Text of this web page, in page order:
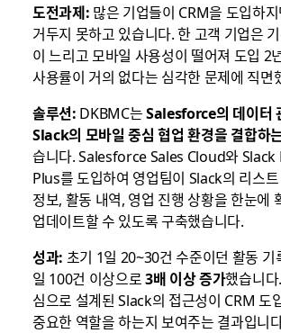
도전과제: 많은 기업들이 CRM을 도입하
거두지 못하고 있습니다. 한 고객 기업은
이 느리고 모바일 사용성이 떨어져 도입 2
사용률이 거의 없다는 심각한 문제에 직면
솔루션: DKBMC는Salesforce의 데이터
Slack의 모바일중심협업환경을 결합하
습니다. Salesforce Sales Cloud와
Plus를 도입하여 영업팀이 Slack의 리스
정보, 활동 내역, 영업 진행 상황을 한눈에
업데이트할 수 있도록 구축했습니다.
성과: 초기 1일 20~30건 수준이던 활동 기
일 100건 이상으로3배 이상증가했습니
심으로 설계된 Slack의 접근성이 CRM 도
중요한 역할을 하는지 보여주는 결과입니